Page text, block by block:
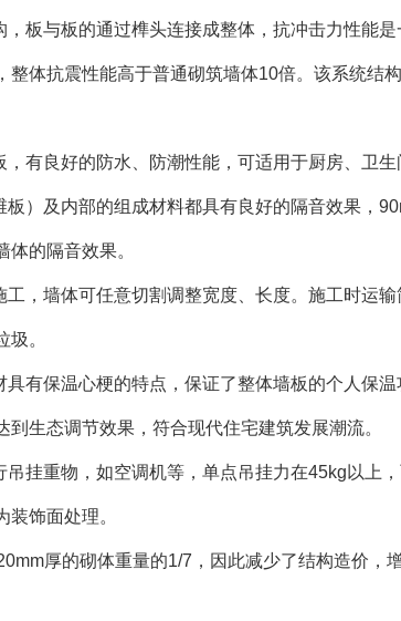
板与板的通过榫头连接成整体，抗冲击力性能
体抗震性能高于普通砌筑墙体10倍。该系统结
有良好的防水、防潮性能，可适用于厨房、卫生
）及内部的组成材料都具有良好的隔音效果，
的隔音效果。
，墙体可任意切割调整宽度、长度。施工时运
。
有保温心梗的特点，保证了整体墙板的个人保
生态调节效果，符合现代住宅建筑发展潮流。
挂重物，如空调机等，单点吊挂力在45kg以上
装饰面处理。
厚的砌体重量的1/7，因此减少了结构造价，